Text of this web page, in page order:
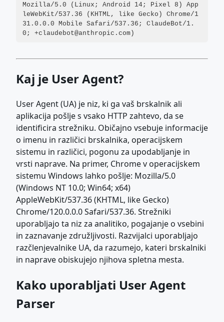
Mozilla/5.0 (Linux; Android 14; Pixel 8) App
leWebKit/537.36 (KHTML, like Gecko) Chrome/1
31.0.0.0 Mobile Safari/537.36; ClaudeBot/1.
0; +claudebot@anthropic.com)
Kaj je User Agent?
User Agent (UA) je niz, ki ga vaš brskalnik ali
aplikacija pošlje s vsako HTTP zahtevo, da se
identificira strežniku. Običajno vsebuje informacije
o imenu in različici brskalnika, operacijskem
sistemu in različici, pogonu za upodabljanje in
vrsti naprave. Na primer, Chrome v operacijskem
sistemu Windows lahko pošlje: Mozilla/5.0
(Windows NT 10.0; Win64; x64)
AppleWebKit/537.36 (KHTML, like Gecko)
Chrome/120.0.0.0 Safari/537.36. Strežniki
uporabljajo ta niz za analitiko, pogajanje o vsebini
in zaznavanje združljivosti. Razvijalci uporabljajo
razčlenjevalnike UA, da razumejo, kateri brskalniki
in naprave obiskujejo njihova spletna mesta.
Kako uporabljati User Agent
Parser